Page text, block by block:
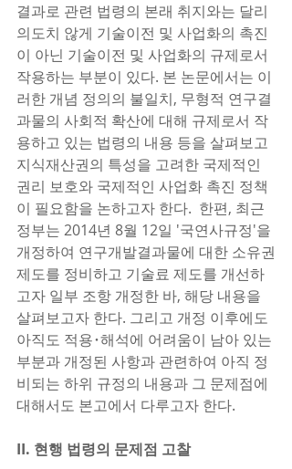
결과로 관련 법령의 본래 취지와는 달리
의도치 않게 기술이전 및 사업화의 촉진
이 아닌 기술이전 및 사업화의 규제로서
작용하는 부분이 있다. 본 논문에서는 이
러한 개념 정의의 불일치, 무형적 연구결
과물의 사회적 확산에 대해 규제로서 작
용하고 있는 법령의 내용 등을 살펴보고
지식재산권의 특성을 고려한 국제적인
권리 보호와 국제적인 사업화 촉진 정책
이 필요함을 논하고자 한다.  한편, 최근
정부는 2014년 8월 12일 '국연사규정'을
개정하여 연구개발결과물에 대한 소유권
제도를 정비하고 기술료 제도를 개선하
고자 일부 조항 개정한 바, 해당 내용을
살펴보고자 한다. 그리고 개정 이후에도
아직도 적용･해석에 어려움이 남아 있는
부분과 개정된 사항과 관련하여 아직 정
비되는 하위 규정의 내용과 그 문제점에
대해서도 본고에서 다루고자 한다.
II. 현행 법령의 문제점 고찰